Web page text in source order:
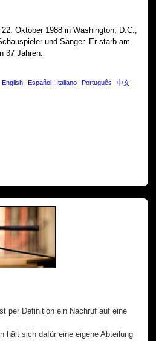
Oktober 1988 in Washington, D.C.,
und Sänger. Er starb am
37 Jahren.
English Español Italiano Português 中文
per Definition ein Nachruf auf eine
hält sich dafür eine eigene Abteilung